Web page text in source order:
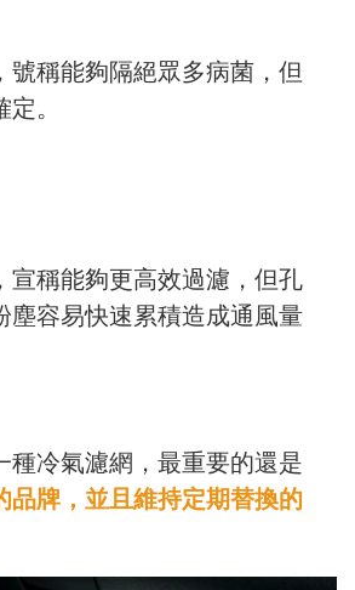
號稱能夠隔絕眾多病菌，但
。
宣稱能夠更高效過濾，但孔
塵容易快速累積造成通風量
種冷氣濾網，最重要的還是
品牌，並且維持定期替換的